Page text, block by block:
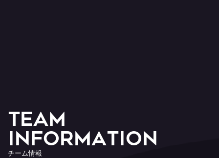
TEAM
Information
チー ム情報